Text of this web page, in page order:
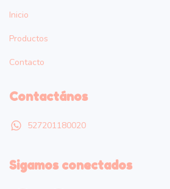
Inicio
Productos
Contacto
Contactános
527201180020
Sigamos conectados